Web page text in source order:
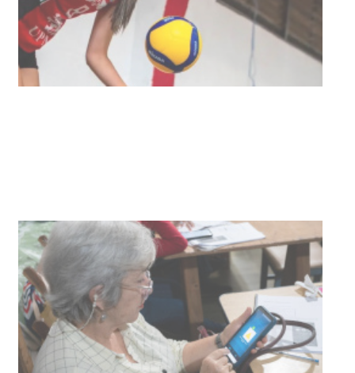
UTE hizo llamado laboral para
personas en situación de
discapacidad
03-08-2026
NOTICIAS